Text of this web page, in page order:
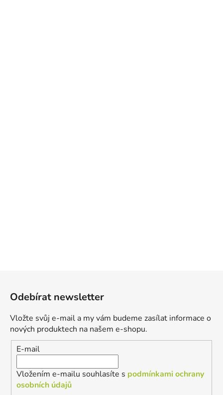
Odebírat newsletter
Vložte svůj e-mail a my vám budeme zasílat informace o
nových produktech na našem e-shopu.
E-mail
Vložením e-mailu souhlasíte s podmínkami ochrany
osobních údajů